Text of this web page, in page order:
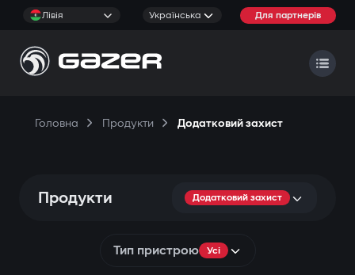
Лівія Українська Для партнерів
Головна Продукти Додатковий захист
Продукти Додатковий захист
Тип пристрою Усі